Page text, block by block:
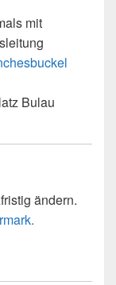
mit
Bulau
ändern.